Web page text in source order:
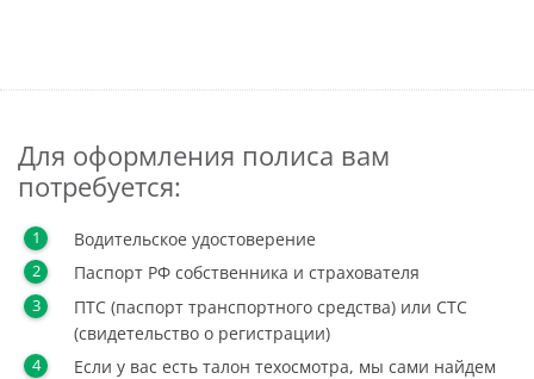
Для оформления полиса вам
потребуется:
Водительское удостоверение
Паспорт РФ собственника и страхователя
ПТС (паспорт транспортного средства) или СТС
(свидетельство о регистрации)
Если у вас есть талон техосмотра, мы сами найдем